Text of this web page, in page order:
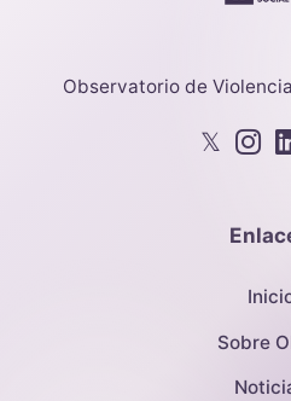
Observatorio de
𝕏
Sobre